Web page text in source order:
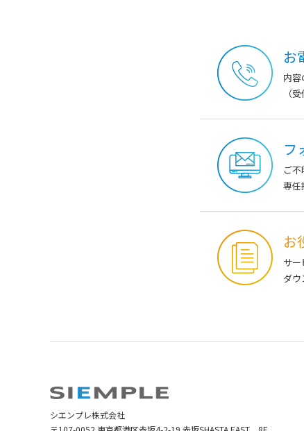
お
内容
（
フ
ご
専任
お
サ
ダウ
シエンプレ株式会社